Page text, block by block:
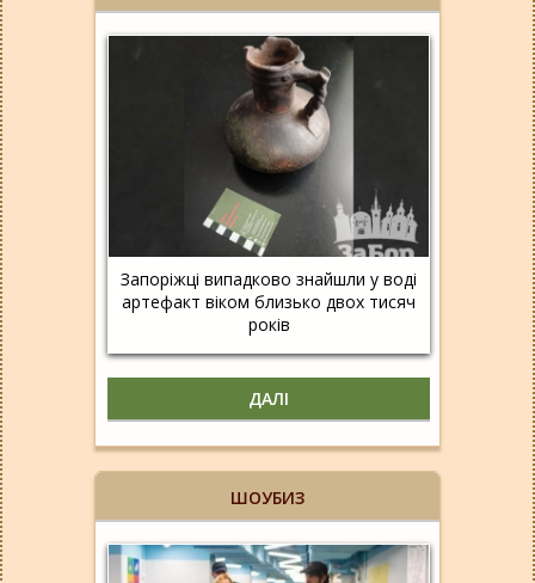
Запоріжці випадково знайшли у воді
артефакт віком близько двох тисяч
років
ДАЛІ
ШОУБИЗ